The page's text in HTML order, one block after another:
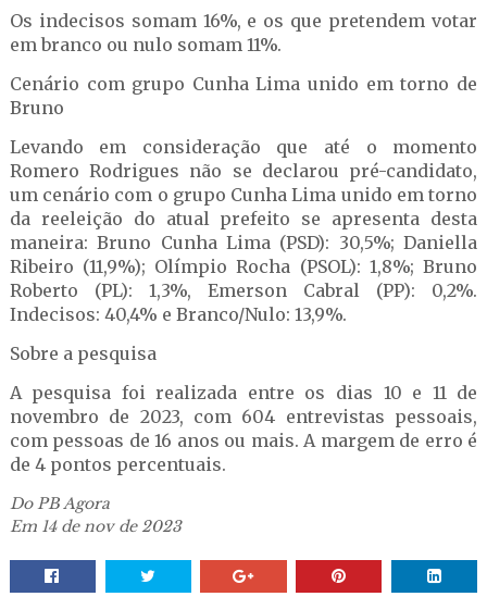
Os indecisos somam 16%, e os que pretendem votar
em branco ou nulo somam 11%.
Cenário com grupo Cunha Lima unido em torno de
Bruno
Levando em consideração que até o momento
Romero Rodrigues não se declarou pré-candidato,
um cenário com o grupo Cunha Lima unido em torno
da reeleição do atual prefeito se apresenta desta
maneira: Bruno Cunha Lima (PSD): 30,5%; Daniella
Ribeiro (11,9%); Olímpio Rocha (PSOL): 1,8%; Bruno
Roberto (PL): 1,3%, Emerson Cabral (PP): 0,2%.
Indecisos: 40,4% e Branco/Nulo: 13,9%.
Sobre a pesquisa
A pesquisa foi realizada entre os dias 10 e 11 de
novembro de 2023, com 604 entrevistas pessoais,
com pessoas de 16 anos ou mais. A margem de erro é
de 4 pontos percentuais.
Do PB Agora
Em 14 de nov de 2023